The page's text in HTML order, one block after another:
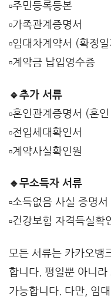
▫️주민등록등본
▫️가족관계증명서
▫️임대차계약서 (확정
▫️계약금 납입영수증
🔹추가 서류
▫️혼인관계증명서 (혼
▫️전입세대확인서
▫️계약사실확인원
🔹무소득자 서류
▫️소득없음 사실 증명
▫️건강보험 자격득실확
모든 서류는 카카오뱅
합니다. 평일뿐 아니
가능합니다. 다만, 임